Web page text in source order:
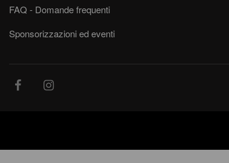
FAQ - Domande frequenti
Sponsorizzazioni ed eventi